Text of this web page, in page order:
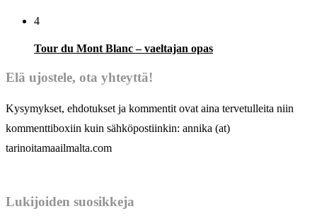
4
Tour du Mont Blanc – vaeltajan opas
Elä ujostele, ota yhteyttä!
Kysymykset, ehdotukset ja kommentit ovat aina tervetulleita niin
kommenttiboxiin kuin sähköpostiinkin: annika (at)
tarinoitamaailmalta.com
Lukijoiden suosikkeja